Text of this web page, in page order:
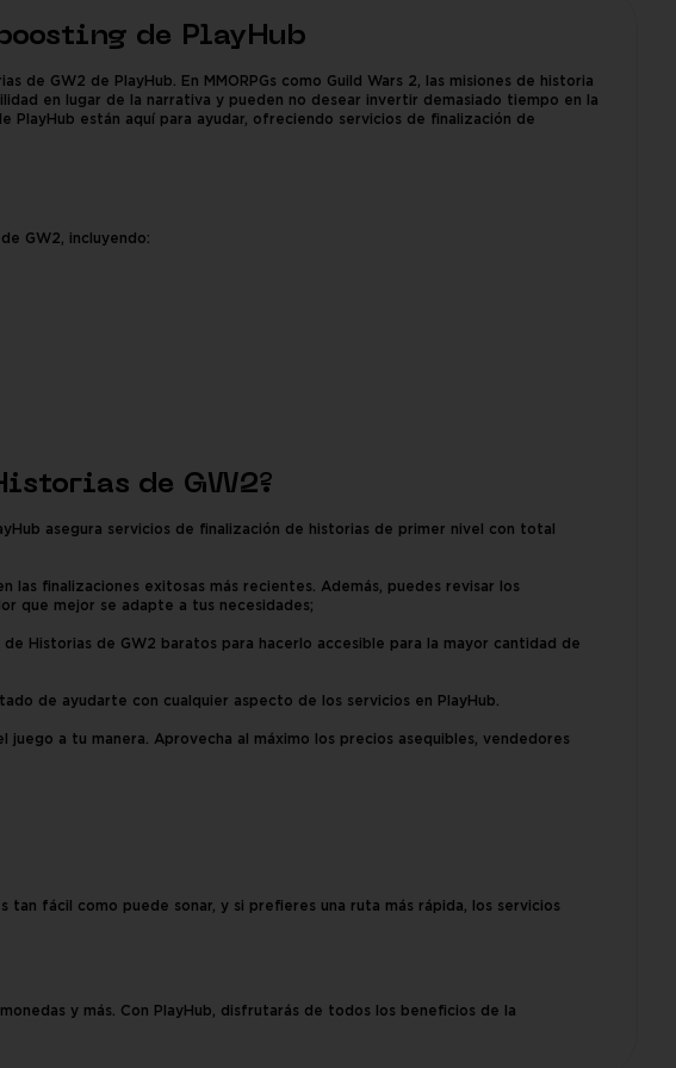
de PlayHub
GW2 de PlayHub. En MMORPGs como Guild Wars 2, las misiones de historia
en lugar de la narrativa y pueden no desear invertir demasiado tiempo en la
PlayHub están aquí para ayudar, ofreciendo servicios de finalización de
GW2, incluyendo:
de GW2?
asegura servicios de finalización de historias de primer nivel con total
las finalizaciones exitosas más recientes. Además, puedes revisar los
que mejor se adapte a tus necesidades;
Historias de GW2 baratos para hacerlo accesible para la mayor cantidad de
de ayudarte con cualquier aspecto de los servicios en PlayHub.
a tu manera. Aprovecha al máximo los precios asequibles, vendedores
tan fácil como puede sonar, y si prefieres una ruta más rápida, los servicios
y más. Con PlayHub, disfrutarás de todos los beneficios de la